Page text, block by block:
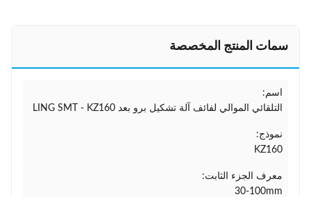
سمات المنتج المخصصة
اسم:
التلقائي الموالي لفائف آلة تشكيل برو بعد LING SMT - KZ160
نموذج:
KZ160
معرف الجزء الثابت:
30-100mm